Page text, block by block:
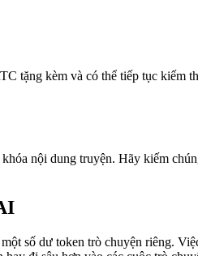
tặng kèm và có thể tiếp tục kiếm
nội dung truyện. Hãy kiếm
số dư token trò chuyện riêng.